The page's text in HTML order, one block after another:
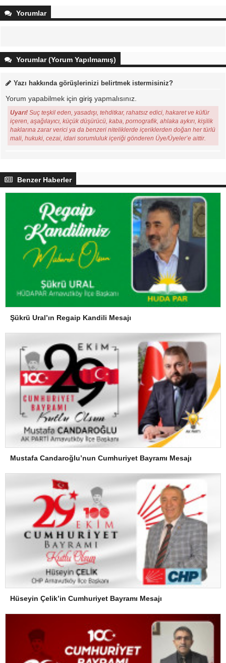
Yorumlar
Yorumlar (Yorum Yapılmamış)
Yazı hakkında görüşlerinizi belirtmek istermisiniz?
Yorum yapabilmek için giriş yapmalısınız.
Uyarı! Suç teşkil eden, yasadışı, tehditkar, rahatsız edici, hakaret ve küfür
içeren, aşağılayıcı, küçük düşürücü, kaba, pornografik, ahlaka aykırı, kişilik
haklarına zarar verici ya da benzeri niteliklerde içeriklerden doğan her türlü
mali, hukuki, cezai, idari sorumluluk içeriği gönderen Üye/Üyeler’e aittir.
Benzer Haberler
Şükrü Ural’ın Regaip Kandili Mesajı
Mustafa Candaroğlu’nun Cumhuriyet Bayramı Mesajı
Hüseyin Çelik’in Cumhuriyet Bayramı Mesajı